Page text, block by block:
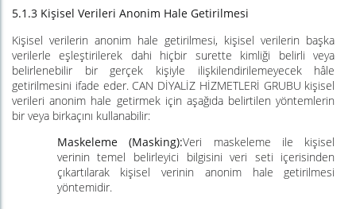
5.1.3 Kişisel Verileri Anonim Hale Getirilmesi
Kişisel verilerin anonim hale getirilmesi, kişisel verilerin başka
verilerle eşleştirilerek dahi hiçbir surette kimliği belirli veya
belirlenebilir bir gerçek kişiyle ilişkilendirilemeyecek hâle
getirilmesini ifade eder. CAN DİYALİZ HİZMETLERİ GRUBU kişisel
verileri anonim hale getirmek için aşağıda belirtilen yöntemlerin
bir veya birkaçını kullanabilir:
Maskeleme (Masking):Veri maskeleme ile kişisel
verinin temel belirleyici bilgisini veri seti içerisinden
çıkartılarak kişisel verinin anonim hale getirilmesi
yöntemidir.